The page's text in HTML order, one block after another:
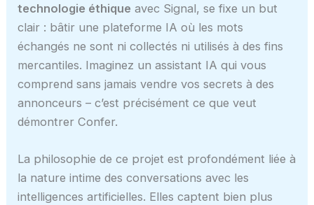
technologie éthique avec Signal, se fixe un but
clair : bâtir une plateforme IA où les mots
échangés ne sont ni collectés ni utilisés à des fins
mercantiles. Imaginez un assistant IA qui vous
comprend sans jamais vendre vos secrets à des
annonceurs – c’est précisément ce que veut
démontrer Confer.
La philosophie de ce projet est profondément liée à
la nature intime des conversations avec les
intelligences artificielles. Elles captent bien plus